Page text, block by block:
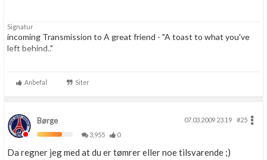
Signatur
incoming Transmission to A great friend - "A toast to what you've
left behind.."
alltogether, but no matter what the future holds, no matter how far
Anbefal Siter
Børge 07.03.2009 23.19
#25
3,955
0
Da regner jeg med at du er tømrer eller noe tilsvarende ;)